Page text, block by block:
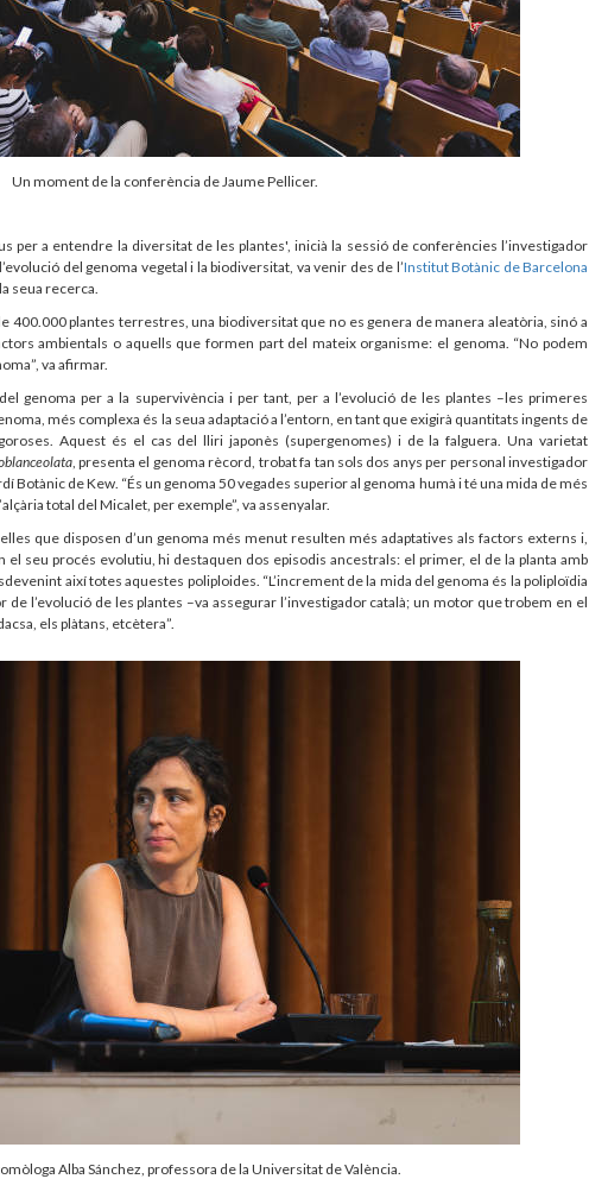
Un moment de la conferència de Jaume Pellicer.
per a entendre la diversitat de les plantes', inicià la sessió de conferències l’investigador
del genoma vegetal i la biodiversitat, va venir des de l’Institut Botànic de Barcelona
seua recerca.
400.000 plantes terrestres, una biodiversitat que no es genera de manera aleatòria, sinó a
ambientals o aquells que formen part del mateix organisme: el genoma. “No podem
va afirmar.
genoma per a la supervivència i per tant, per a l’evolució de les plantes –les primeres
més complexa és la seua adaptació a l’entorn, en tant que exigirà quantitats ingents de
Aquest és el cas del lliri japonès (supergenomes) i de la falguera. Una varietat
, presenta el genoma rècord, trobat fa tan sols dos anys per personal investigador
Botànic de Kew. “És un genoma 50 vegades superior al genoma humà i té una mida de més
total del Micalet, per exemple”, va assenyalar.
que disposen d’un genoma més menut resulten més adaptatives als factors externs i,
seu procés evolutiu, hi destaquen dos episodis ancestrals: el primer, el de la planta amb
així totes aquestes poliploides. “L’increment de la mida del genoma és la poliploïdia
l’evolució de les plantes –va assegurar l’investigador català; un motor que trobem en el
els plàtans, etcètera”.
Alba Sánchez, professora de la Universitat de València.